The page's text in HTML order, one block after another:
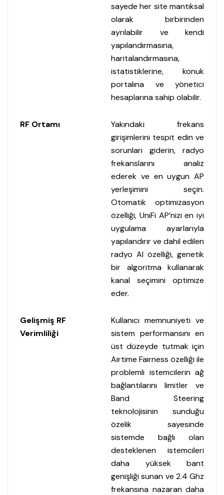
sayede her site mantıksal
olarak birbirinden
ayrılabilir ve kendi
yapılandırmasına,
haritalandırmasına,
istatistiklerine, konuk
portalına ve yönetici
hesaplarına sahip olabilir.
RF Ortamı
Yakındaki frekans
girişimlerini tespit edin ve
sorunları giderin, radyo
frekanslarını analiz
ederek ve en uygun AP
yerleşimini seçin.
Otomatik optimizasyon
özelliği, UniFi AP’nizi en iyi
uygulama ayarlarıyla
yapılandırır ve dahil edilen
radyo AI özelliği, genetik
bir algoritma kullanarak
kanal seçimini optimize
eder.
Gelişmiş RF
Verimliliği
Kullanıcı memnuniyeti ve
sistem performansını en
üst düzeyde tutmak için
Airtime Fairness özelliği ile
problemli istemcilerin ağ
bağlantılarını limitler ve
Band Steering
teknolojisinin sunduğu
özelik sayesinde
sistemde bağlı olan
desteklenen istemcileri
daha yüksek bant
genişliği sunan ve 2.4 Ghz
frekansına nazaran daha